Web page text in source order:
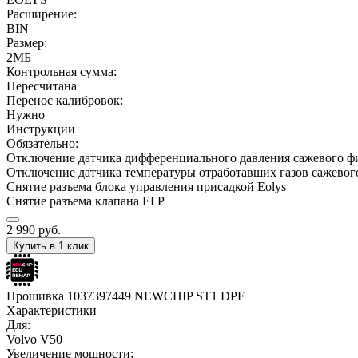
Расширение:
BIN
Размер:
2МБ
Контрольная сумма:
Пересчитана
Перенос калибровок:
Нужно
Инструкции
Обязательно:
Отключение датчика дифференциального давления сажевого
Отключение датчика температуры отработавших газов
Снятие разъема блока управления присадкой Eolys
Снятие разъема клапана ЕГР
2 990 руб.
Купить в 1 клик
Прошивка 1037397449 NEWCHIP ST1 DPF
Характеристики
Для:
Volvo V50
Увеличение мощности: